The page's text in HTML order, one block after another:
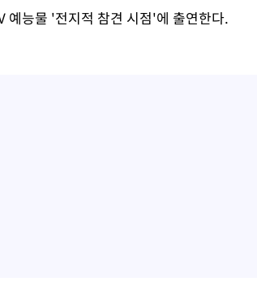
예능물 '전지적 참견 시점'에 출연한다.